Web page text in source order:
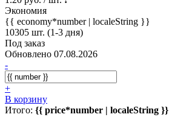
Экономия
{{ economy*number | localeString }}
10305 шт. (1-3 дня)
Под заказ
Обновлено 07.08.2026
-
+
В корзину
Итого: {{ price*number | localeString }}